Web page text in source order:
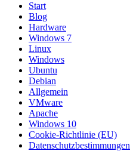
Start
Blog
Hardware
Windows 7
Linux
Windows
Ubuntu
Debian
Allgemein
VMware
Apache
Windows 10
Cookie-Richtlinie (EU)
Datenschutzbestimmungen